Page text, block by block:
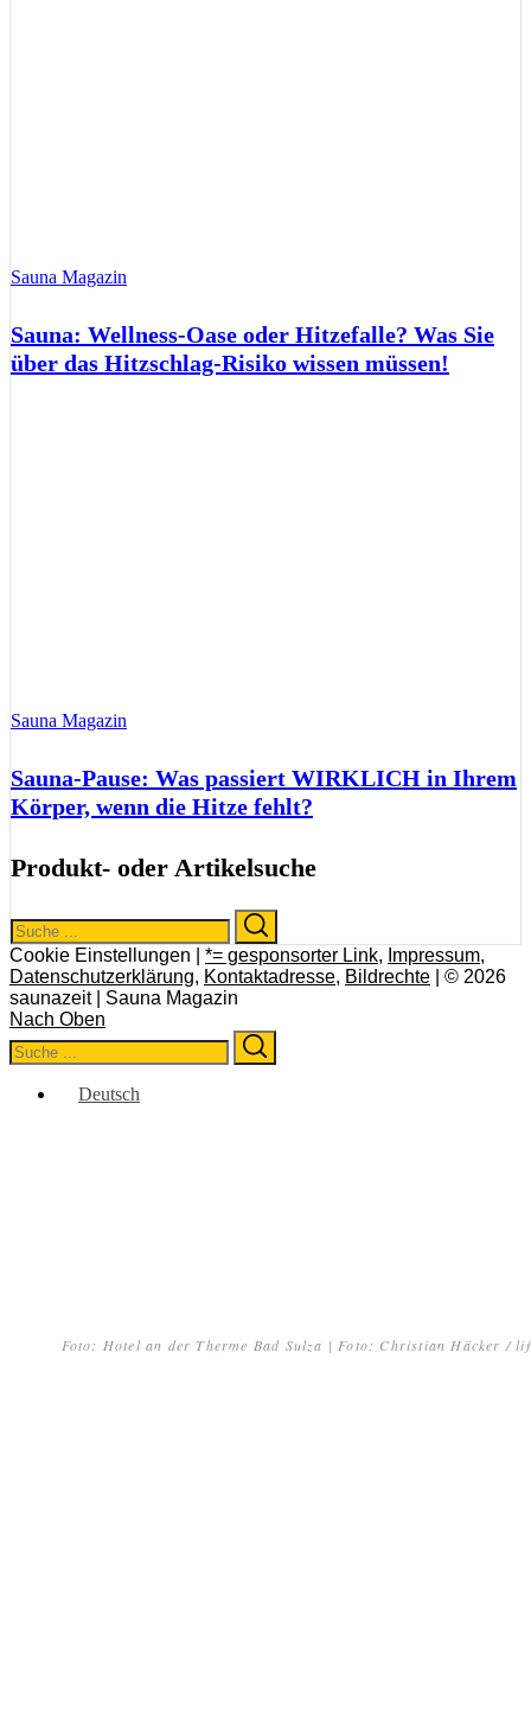
Foto: Hotel an der Therme Bad Sulza | Foto: Christian Häcker /
Sauna Magazin
Sauna: Wellness-Oase oder Hitzefalle? Was Sie
über das Hitzschlag-Risiko wissen müssen!
Sauna Magazin
Sauna-Pause: Was passiert WIRKLICH in Ihrem
Körper, wenn die Hitze fehlt?
Produkt- oder Artikelsuche
Search
for:
Cookie Einstellungen | *= gesponsorter Link, Impressum,
Datenschutzerklärung, Kontaktadresse, Bildrechte | © 2026
saunazeit | Sauna Magazin
Nach Oben
Search
for:
Deutsch